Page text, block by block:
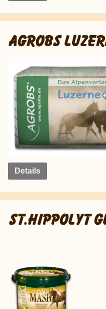
AGROBS
Details
ST.HIPPOLYT